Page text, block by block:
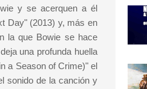
y se acerquen a él
Day" (2013) y, más en
la que Bowie se hace
una profunda huella
a Season of Crime)" el
sonido de la canción y